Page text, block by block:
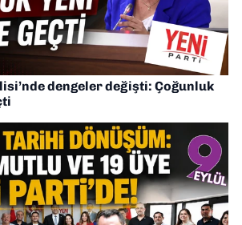
dengeler değişti: Çoğunluk